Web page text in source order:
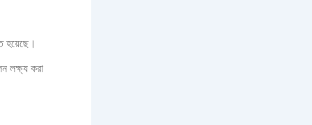
হয়েছে।
লক্ষ্য করা